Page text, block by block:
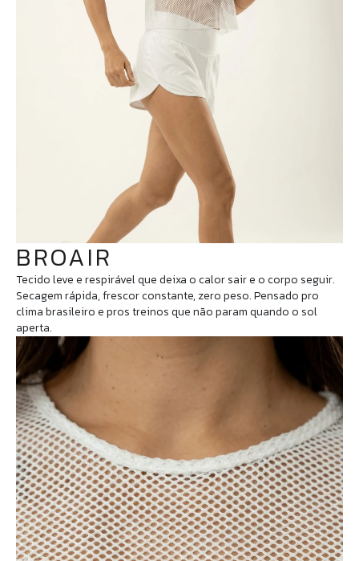
BROAIR
Tecido leve e respirável que deixa o calor sair e o corpo seguir.
Secagem rápida, frescor constante, zero peso. Pensado pro
clima brasileiro e pros treinos que não param quando o sol
aperta.